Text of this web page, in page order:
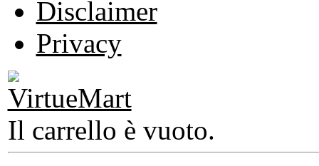
Disclaimer
Privacy
Il carrello è vuoto.